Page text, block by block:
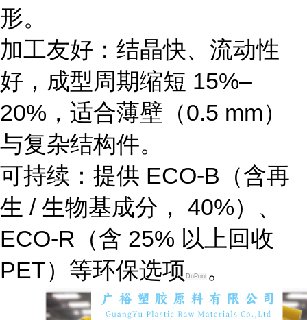
形。
加工友好 ：结晶快、流动性
好，成型周期缩短 15%–
20%，适合薄壁（0.5 mm）
与复杂结构件。
可持续 ：提供 ECO-B（含再
生 / 生物基成分， 40%）、
ECO-R（含 25% 以上回收
PET）等环保选项 DuPont 。